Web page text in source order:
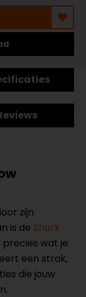
zijn
is de Shark
precies wat je
een strak,
die jouw